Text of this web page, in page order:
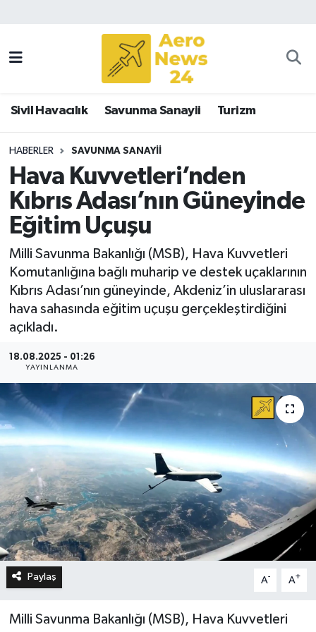
Sivil Havacılık Savunma Sanayii Turizm
HABERLER SAVUNMA SANAYII
Hava Kuvvetleri’nden
Kıbrıs Adası’nın Güneyinde
Eğitim Uçuşu
Milli Savunma Bakanlığı (MSB), Hava Kuvvetleri
Komutanlığına bağlı muharip ve destek uçaklarının
Kıbrıs Adası’nın güneyinde, Akdeniz’in uluslararası
hava sahasında eğitim uçuşu gerçekleştirdiğini
açıkladı.
18.08.2025 - 01:26
YAYINLANMA
Paylaş A- A+
Milli Savunma Bakanlığı (MSB), Hava Kuvvetleri